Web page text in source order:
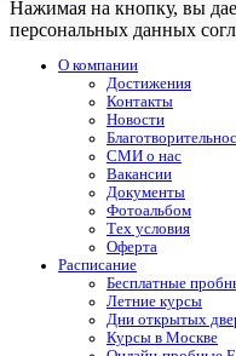
Нажимая на кнопку, вы
персональных данных
О компании
Достижения
Контакты
Новости
СМИ о нас
Вакансии
Документы
Фотоальбом
Тех условия
Оферта
Расписание
Бесплатные
Летние курсы
Дни открытых
Курсы в Москве